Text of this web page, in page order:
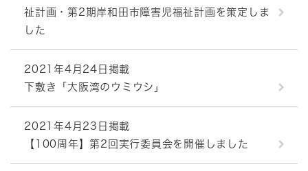
祉計画・第2期岸和田市障害児福祉計画を策定しま
した
2021年4月24日掲載
下敷き「大阪湾のウミウシ」
2021年4月23日掲載
【100周年】第2回実行委員会を開催しました